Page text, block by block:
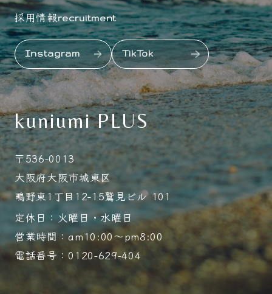
採用情報recruitment
Instagram TikTok
kuniumi PLUS
〒536-0013
大阪府大阪市城東区
鴫野東1丁目12-15鷲見ビル 101
定休日：火曜日・水曜日
営業時間：am10:00～pm8:00
電話番号：0120-629-404